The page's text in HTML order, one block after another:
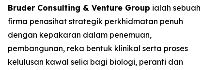
Bruder Consulting & Venture Group ialah sebuah
firma penasihat strategik perkhidmatan penuh
dengan kepakaran dalam penemuan,
pembangunan, reka bentuk klinikal serta proses
kelulusan kawal selia bagi biologi, peranti dan